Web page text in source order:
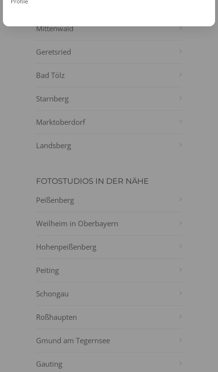
Mittenwald
Geretsried
Bad Tölz
Starnberg
Marktoberdorf
Landsberg
FOTOSTUDIOS IN DER NÄHE
Peißenberg
Weilheim in Oberbayern
Hohenpeißenberg
Peiting
Schongau
Roßhaupten
Gmund am Tegernsee
Gauting